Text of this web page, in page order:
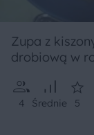
Zupa z
drobiową w
4 Średnie 5